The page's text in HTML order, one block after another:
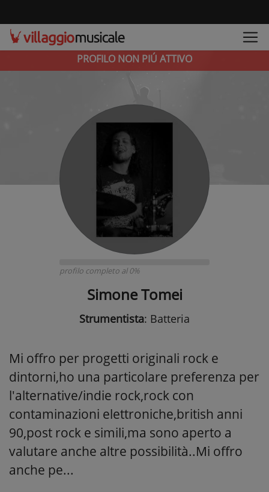
PROFILO NON PIÚ ATTIVO
profilo completo al 0%
Simone Tomei
Strumentista: Batteria
Mi offro per progetti originali rock e
dintorni,ho una particolare preferenza per
l'alternative/indie rock,rock con
contaminazioni elettroniche,british anni
90,post rock e simili,ma sono aperto a
valutare anche altre possibilità..Mi offro
anche pe...